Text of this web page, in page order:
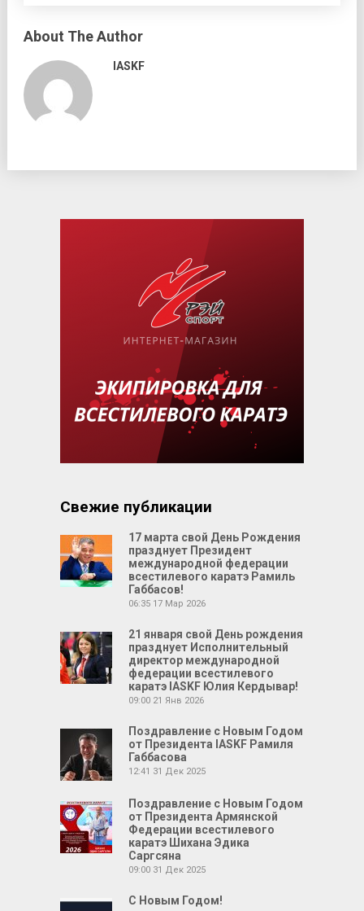
About The Author
IASKF
Свежие публикации
17 марта свой День Рождения
празднует Президент
международной федерации
всестилевого каратэ Рамиль
Габбасов!
06:35 17 Мар 2026
21 января свой День рождения
празднует Исполнительный
директор международной
федерации всестилевого
каратэ IASKF Юлия Кердывар!
09:00 21 Янв 2026
Поздравление с Новым Годом
от Президента IASKF Рамиля
Габбасова
12:41 31 Дек 2025
Поздравление с Новым Годом
от Президента Армянской
Федерации всестилевого
каратэ Шихана Эдика
Саргсяна
09:00 31 Дек 2025
С Новым Годом!